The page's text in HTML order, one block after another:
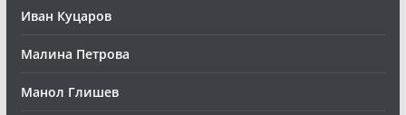
Иван Куцаров
Малина Петрова
Манол Глишев